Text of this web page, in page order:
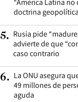
“América Latina
doctrina
5. Rusia pide
advierte de que
caso contrario
6. La ONU asegura
49 millones de
aguda